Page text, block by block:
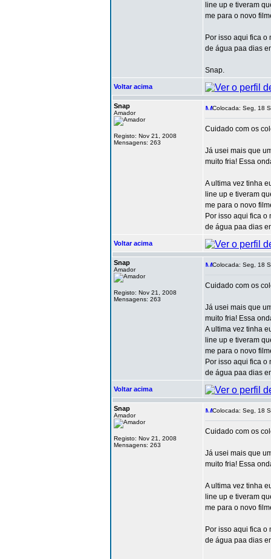
line up e tiveram
me para o novo
Por isso aqui fica o
de água paa dias
Snap.
Voltar acima
Snap
Amador
Registo: Nov 21, 2008
Mensagens: 263
Colocada: Seg, 18
Cuidado com os
Já usei mais que
muito fria! Essa
A ultima vez tinha
line up e tiveram
me para o novo
Por isso aqui fica o
de água paa dias
Voltar acima
Snap
Amador
Registo: Nov 21, 2008
Mensagens: 263
Colocada: Seg, 18
Cuidado com os
Já usei mais que
muito fria! Essa
A ultima vez tinha
line up e tiveram
me para o novo
Por isso aqui fica o
de água paa dias
Voltar acima
Snap
Amador
Registo: Nov 21, 2008
Mensagens: 263
Colocada: Seg, 18
Cuidado com os
Já usei mais que
muito fria! Essa
A ultima vez tinha
line up e tiveram
me para o novo
Por isso aqui fica o
de água paa dias